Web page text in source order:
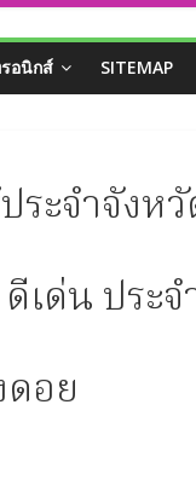
อนิกส์ SITEMAP
ระจำจังห
เด่น ประจ
อย